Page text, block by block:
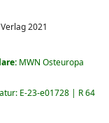
2021
MWN Osteuropa
E-23-e01728 | R 64